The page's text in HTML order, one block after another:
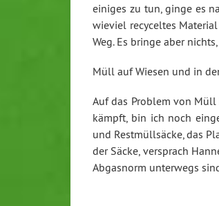
einiges zu tun, ginge es
wieviel recyceltes
Weg. Es bringe aber
Müll auf Wiesen und in
Auf das Problem von Müll
kämpft, bin ich noch
und Restmüllsäcke, das
der Säcke, versprach
Abgasnorm unterwegs